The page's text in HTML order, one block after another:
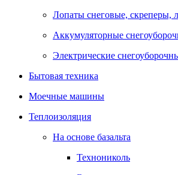
Лопаты снеговые, скреперы,
Аккумуляторные
Электрические
Бытовая техника
Моечные машины
Теплоизоляция
На основе базальта
Технониколь